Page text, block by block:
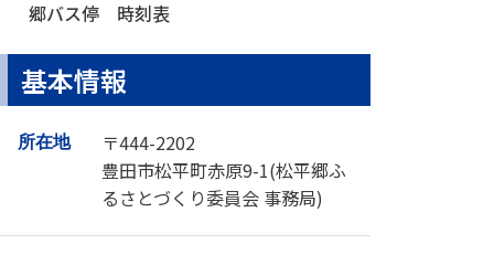
とよたおいでんバス「下山・豊田線」松平
郷バス停 時刻表
基本情報
〒444-2202
豊田市松平町赤原9-1(松平郷ふ
るさとづくり委員会 事務局)